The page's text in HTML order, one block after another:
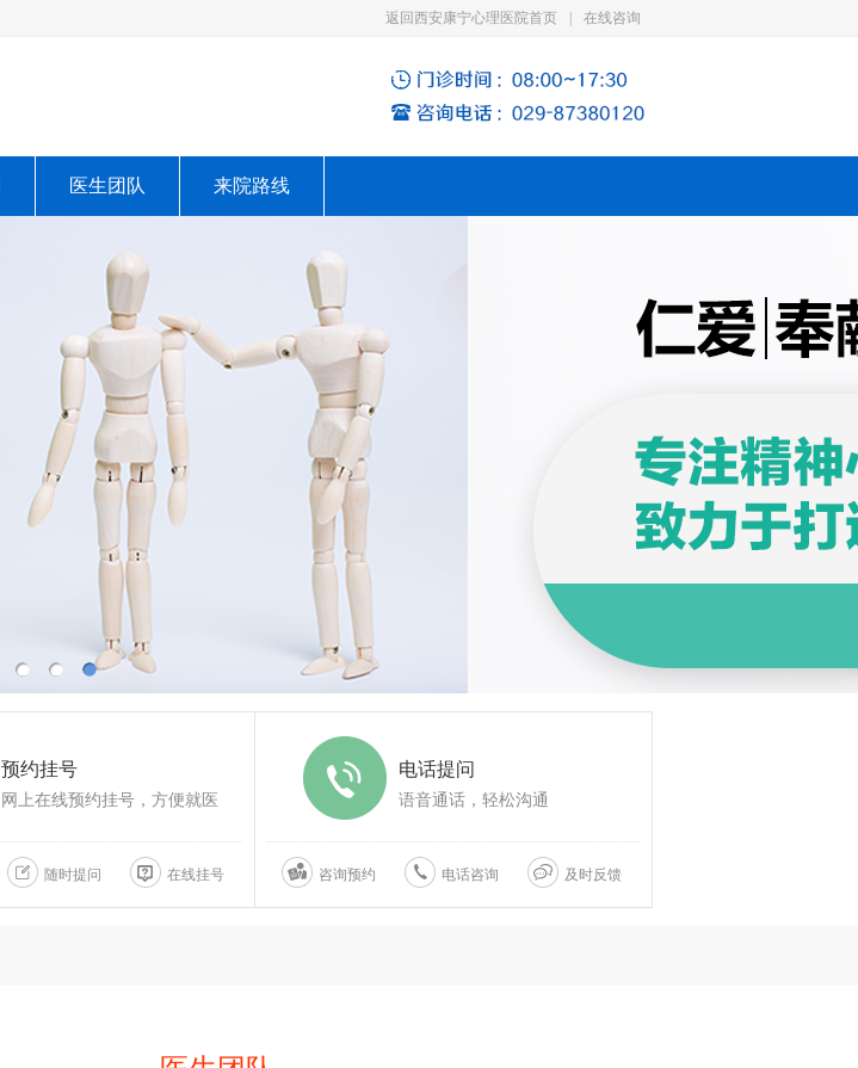
返回西安康宁心理医院首页 在线咨询
医生团队 来院路线
预约挂号
网上在线预约挂号，方便就医
随时提问 在线挂号
电话提问
语音通话，轻松沟通
咨询预约 电话咨询 及时反馈